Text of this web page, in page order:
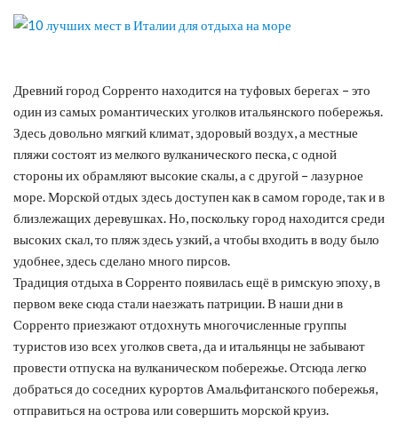
Древний город Сорренто находится на туфовых берегах – это
один из самых романтических уголков итальянского побережья.
Здесь довольно мягкий климат, здоровый воздух, а местные
пляжи состоят из мелкого вулканического песка, с одной
стороны их обрамляют высокие скалы, а с другой – лазурное
море. Морской отдых здесь доступен как в самом городе, так и в
близлежащих деревушках. Но, поскольку город находится среди
высоких скал, то пляж здесь узкий, а чтобы входить в воду было
удобнее, здесь сделано много пирсов.
Традиция отдыха в Сорренто появилась ещё в римскую эпоху, в
первом веке сюда стали наезжать патриции. В наши дни в
Сорренто приезжают отдохнуть многочисленные группы
туристов изо всех уголков света, да и итальянцы не забывают
провести отпуска на вулканическом побережье. Отсюда легко
добраться до соседних курортов Амальфитанского побережья,
отправиться на острова или совершить морской круиз.